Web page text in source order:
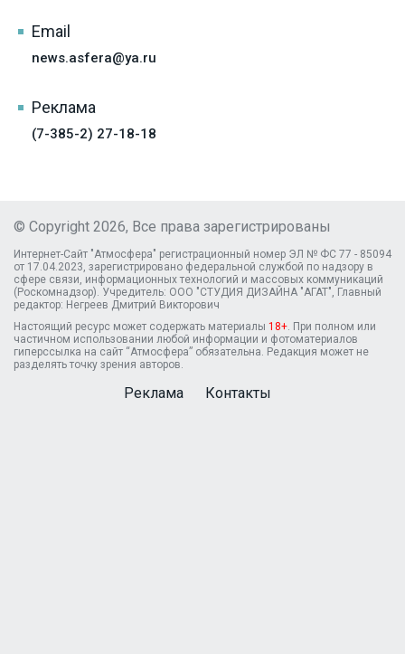
Email
news.asfera@ya.ru
Реклама
(7-385-2) 27-18-18
© Copyright 2026, Все права зарегистрированы
Интернет-Сайт "Атмосфера" регистрационный номер ЭЛ № ФС 77 - 85094
от 17.04.2023, зарегистрировано федеральной службой по надзору в
сфере связи, информационных технологий и массовых коммуникаций
(Роскомнадзор). Учредитель: ООО "СТУДИЯ ДИЗАЙНА "АГАТ", Главный
редактор: Негреев Дмитрий Викторович
Настоящий ресурс может содержать материалы 18+. При полном или
частичном использовании любой информации и фотоматериалов
гиперссылка на сайт “Атмосфера” обязательна. Редакция может не
разделять точку зрения авторов.
Реклама Контакты